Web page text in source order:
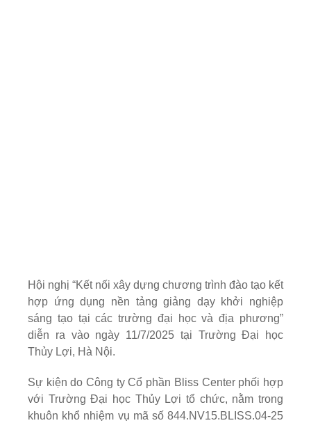
Hội nghị “Kết nối xây dựng chương trình đào tạo kết
hợp ứng dụng nền tảng giảng dạy khởi nghiệp
sáng tạo tại các trường đại học và địa phương”
diễn ra vào ngày 11/7/2025 tại Trường Đại học
Thủy Lợi, Hà Nội.
Sự kiện do Công ty Cổ phần Bliss Center phối hợp
với Trường Đại học Thủy Lợi tổ chức, nằm trong
khuôn khổ nhiệm vụ mã số 844.NV15.BLISS.04-25